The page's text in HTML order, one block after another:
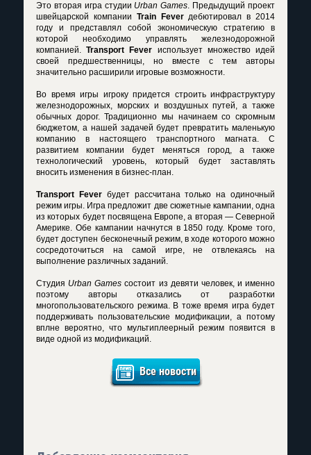
Это вторая игра студии Urban Games. Предыдущий проект
швейцарской компании Train Feverдебютировал в 2014
году и представлял собой экономическую стратегию в
которой необходимо управлять железнодорожной
компанией.Transport Fever использует множество идей
своей предшественницы, но вместе с тем авторы
значительно расширили игровые возможности.
Во время игры игроку придется строить инфраструктуру
железнодорожных, морских и воздушных путей, а также
обычных дорог. Традиционно мы начинаем со скромным
бюджетом, а нашей задачей будет превратить маленькую
компанию в настоящего транспортного магната. С
развитием компании будет меняться город, а также
технологический уровень, который будет заставлять
вносить изменения в бизнес-план.
Transport Feverбудет рассчитана только на одиночный
режим игры. Игра предложит две сюжетные кампании, одна
из которых будет посвящена Европе, а вторая — Северной
Америке. Обе кампании начнутся в 1850 году. Кроме того,
будет доступен бесконечный режим, в ходе которого можно
сосредоточиться на самой игре, не отвлекаясь на
выполнение различных заданий.
Студия Urban Games состоит из девяти человек, и именно
поэтому авторы отказались от разработки
многопользовательского режима. В тоже время игра будет
поддерживать пользовательские модификации, а потому
вплне вероятно, что мультиплеерный режим появится в
виде одной из модификаций.
Все новости